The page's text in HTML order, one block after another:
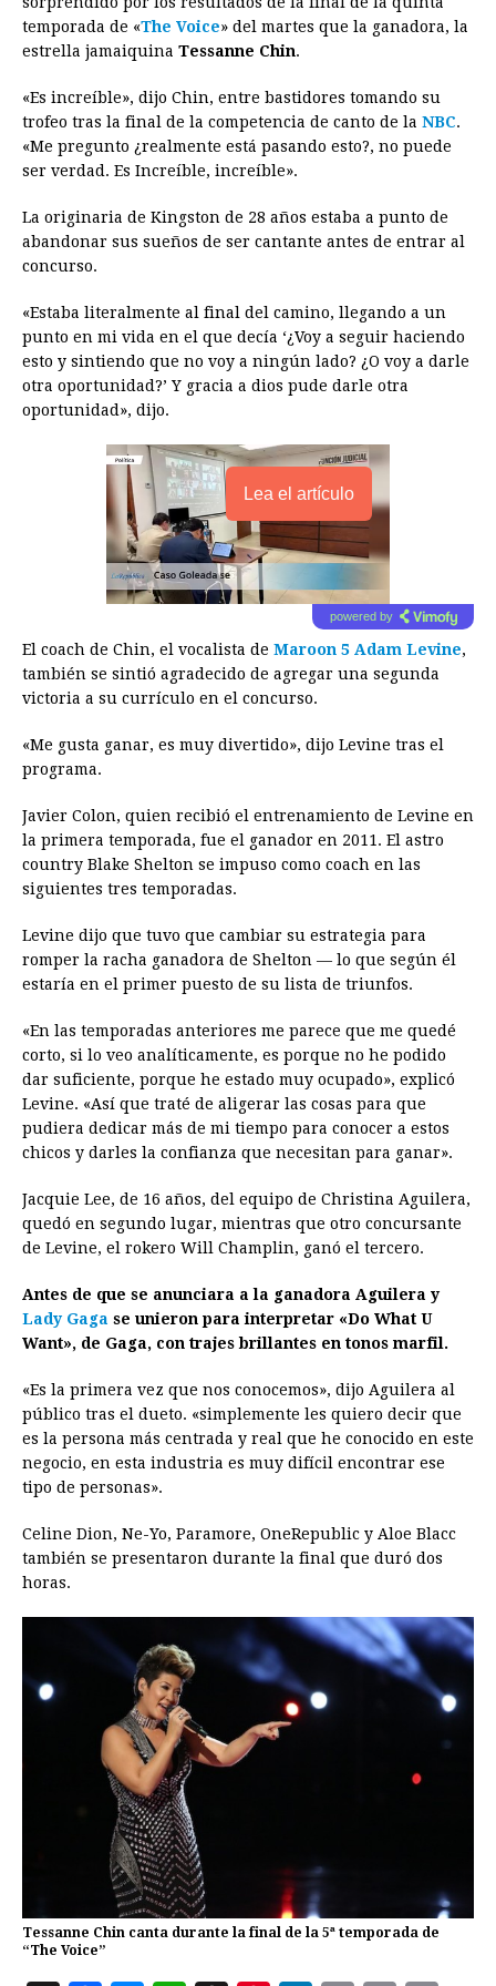
e
b
o
o
k
s
e
n
g
e
t
s
A
p
p
e
a
s
t
e
e
s
k
I
n
i
n
y
n
k
temporada de «The Voice» del martes que la ganadora, la
estrella jamaiquina Tessanne Chin.
«Es increíble», dijo Chin, entre bastidores tomando su
trofeo tras la final de la competencia de canto de la NBC.
«Me pregunto ¿realmente está pasando esto?, no puede
ser verdad. Es Increíble, increíble».
La originaria de Kingston de 28 años estaba a punto de
abandonar sus sueños de ser cantante antes de entrar al
concurso.
«Estaba literalmente al final del camino, llegando a un
punto en mi vida en el que decía ‘¿Voy a seguir haciendo
esto y sintiendo que no voy a ningún lado? ¿O voy a darle
otra oportunidad?’ Y gracia a dios pude darle otra
oportunidad», dijo.
Lea el artículo
powered by
El coach de Chin, el vocalista de Maroon 5 Adam Levine,
también se sintió agradecido de agregar una segunda
victoria a su currículo en el concurso.
«Me gusta ganar, es muy divertido», dijo Levine tras el
programa.
Javier Colon, quien recibió el entrenamiento de Levine en
la primera temporada, fue el ganador en 2011. El astro
country Blake Shelton se impuso como coach en las
siguientes tres temporadas.
Levine dijo que tuvo que cambiar su estrategia para
romper la racha ganadora de Shelton — lo que según él
estaría en el primer puesto de su lista de triunfos.
«En las temporadas anteriores me parece que me quedé
corto, si lo veo analíticamente, es porque no he podido
dar suficiente, porque he estado muy ocupado», explicó
Levine. «Así que traté de aligerar las cosas para que
pudiera dedicar más de mi tiempo para conocer a estos
chicos y darles la confianza que necesitan para ganar».
Jacquie Lee, de 16 años, del equipo de Christina Aguilera,
quedó en segundo lugar, mientras que otro concursante
de Levine, el rokero Will Champlin, ganó el tercero.
Antes de que se anunciara a la ganadora Aguilera y
Lady Gaga se unieron para interpretar «Do What U
Want», de Gaga, con trajes brillantes en tonos marfil.
«Es la primera vez que nos conocemos», dijo Aguilera al
público tras el dueto. «simplemente les quiero decir que
es la persona más centrada y real que he conocido en este
negocio, en esta industria es muy difícil encontrar ese
tipo de personas».
Celine Dion, Ne-Yo, Paramore, OneRepublic y Aloe Blacc
también se presentaron durante la final que duró dos
horas.
Tessanne Chin canta durante la final de la 5ª temporada de
“The Voice”